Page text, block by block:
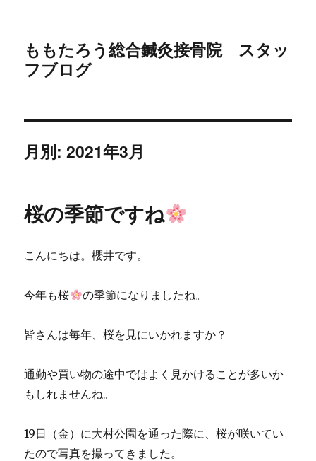
ももたろう総合鍼灸接骨院 スタッ
フブログ
月別: 2021年3月
桜の季節ですね
こんにちは。櫻井です。
今年も桜 の季節になりましたね。
皆さんは毎年、桜を見にいかれますか？
通勤や買い物の途中ではよく見かけることが多いか
もしれませんね。
19日（金）に大村公園を通った際に、桜が咲いてい
たので写真を撮ってきました。